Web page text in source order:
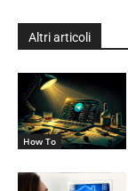
Altri articoli
How To